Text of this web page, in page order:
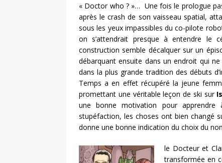
« Doctor who ? »… Une fois le prologue
après le crash de son vaisseau spatial,
sous les yeux impassibles du co-pilote
on s’attendrait presque à entendre le
construction semble décalquer sur un
débarquant ensuite dans un endroit qui
dans la plus grande tradition des débuts
Temps a en effet récupéré la jeune
promettant une véritable leçon de ski sur
une bonne motivation pour
stupéfaction, les choses ont bien changé
donne une bonne indication du choix du
le Docteur et
transformée en